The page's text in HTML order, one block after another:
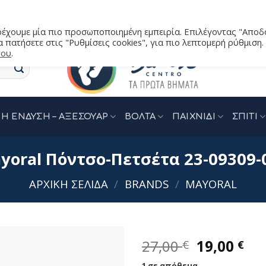
ΕΝΔΥΣΗ – ΑΞΕΣΟΥΑΡ ΒΟΛΤΑ ΠΑΙΧΝΙΔΙ ΣΠΙΤΙ
Πόντσο-Πετσέτα 23-09309-
ΑΡΧΙΚΉ ΣΕΛΊΔΑ / BRANDS / MAYORAL
27,00€ Original
price
19,00 €Η
μία πιο προσωποποιημένη εμπειρία. Επιλέγοντας
στις "Ρυθμίσεις cookies", για πιο λεπτομερή ρύθμιση.
.